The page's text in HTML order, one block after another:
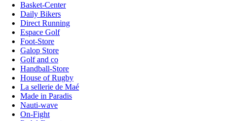
Basket-Center
Daily Bikers
Direct Running
Espace Golf
Foot-Store
Galop Store
Golf and co
Handball-Store
House of Rugby
La sellerie de Maé
Made in Paradis
Nauti-wave
On-Fight